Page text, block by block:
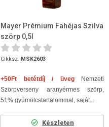
Mayer Prémium Fahéjas Szilva
szörp 0,5l
Cikksz. MSK2603
+50Ft betétdíj / üveg
Nemzeti
Szörpverseny aranyérmes szörp,
51% gyümölcstartalommal, saját...
Készleten